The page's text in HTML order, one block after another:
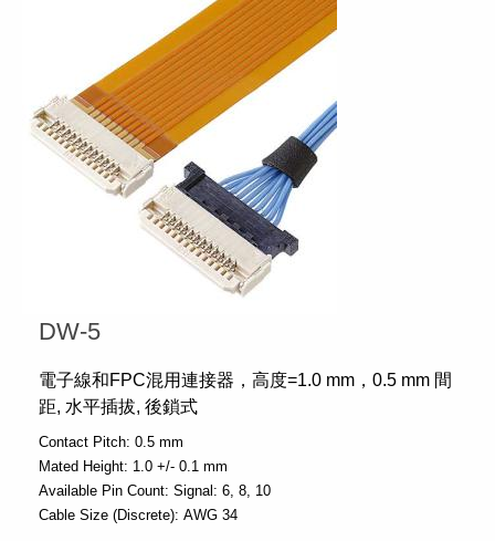
DW-5
電子線和FPC混用連接器，高度=1.0 mm，0.5 mm 間
距, 水平插拔, 後鎖式
Contact Pitch: 0.5 mm
Mated Height: 1.0 +/- 0.1 mm
Available Pin Count: Signal: 6, 8, 10
Cable Size (Discrete): AWG 34